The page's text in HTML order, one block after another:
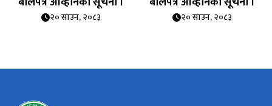
२० साउन, २०८३ २० साउन, २०८३